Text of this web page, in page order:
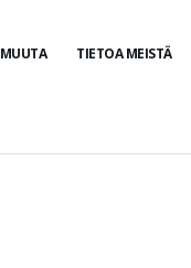
MUUTA TIETOA MEISTÄ